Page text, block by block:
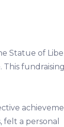
Statue of
fundraising
felt a personal